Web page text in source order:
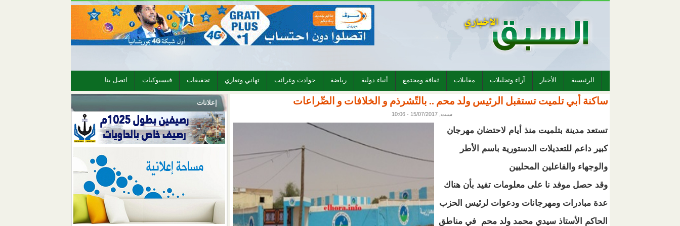
الرئيسية الأخبار آراء وتحليلات مقابلات ثقافة ومجتمع أنباء دولية رياضة حوادث وغرائب تهاني وتعازي تحقيقات فيسبوكيات اتصل بنا
إعلانات ساكنة أبي تلميت تستقبل الرئيس ولد محم .. بالتّشرذم و الخلافات و الصِّراعات
سبت, 15/07/2017 - 10:06
تستعد مدينة بتلميت منذ أيام لاحتضان مهرجان
كبير داعم للتعديلات الدستورية باسم الأطر
والوجهاء والفاعلين المحليين
وقد حصل موفد نا على معلومات تفيد بأن هناك
عدة مبادرات ومهرجانات ودعوات لرئيس الحزب
الحاكم الأستاذ سيدي محمد ولد محم في مناطق